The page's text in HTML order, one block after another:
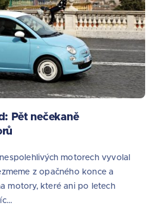
Pět nečekaně
motorech vyvolal
z opačného konce a
motory, které ani po letech